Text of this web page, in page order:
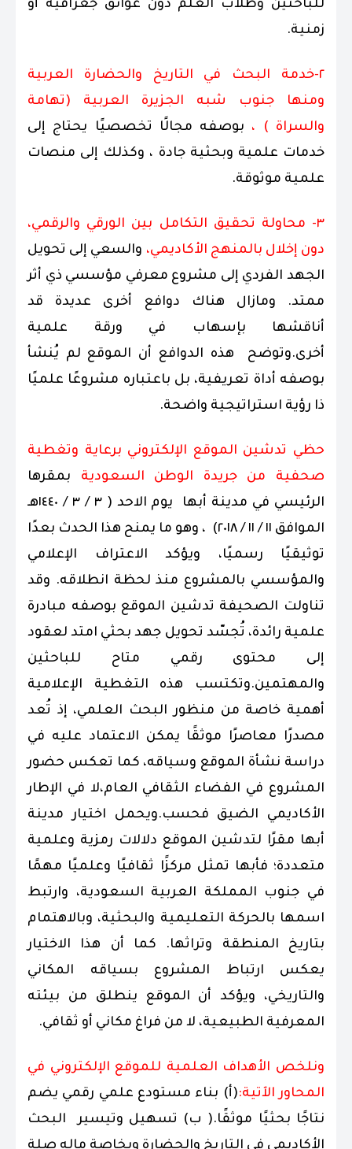
للباحثين وطلاب العلم دون عوائق جغرافية أو
زمنية.
٢-خدمة البحث في التاريخ والحضارة العربية
ومنها جنوب شبه الجزيرة العربية (تهامة
والسراة ) ، بوصفه مجالًا تخصصيًا يحتاج إلى
خدمات علمية وبحثية جادة ، وكذلك إلى منصات
علمية موثوقة.
٣- محاولة تحقيق التكامل بين الورقي والرقمي،
دون إخلال بالمنهج الأكاديمي، والسعي إلى تحويل
الجهد الفردي إلى مشروع معرفي مؤسسي ذي أثر
ممتد. ومازال هناك دوافع أخرى عديدة قد
أناقشها بإسهاب في ورقة علمية
أخرى.وتوضح هذه الدوافع أن الموقع لم يُنشأ
بوصفه أداة تعريفية، بل باعتباره مشروعًا علميًا
ذا رؤية استراتيجية واضحة.
حظي تدشين الموقع الإلكتروني برعاية وتغطية
صحفية من جريدة الوطن السعودية بمقرها
الرئيسي في مدينة أبها يوم الاحد ( ٣ / ٣ / ١٤٤٠هـ
الموافق ١١ / ١١ / ٢٠١٨) ، وهو ما يمنح هذا الحدث بعدًا
توثيقيًا رسميًا، ويؤكد الاعتراف الإعلامي
والمؤسسي بالمشروع منذ لحظة انطلاقه. وقد
تناولت الصحيفة تدشين الموقع بوصفه مبادرة
علمية رائدة، تُجسّد تحويل جهد بحثي امتد لعقود
إلى محتوى رقمي متاح للباحثين
والمهتمين.وتكتسب هذه التغطية الإعلامية
أهمية خاصة من منظور البحث العلمي، إذ تُعد
مصدرًا معاصرًا موثقًا يمكن الاعتماد عليه في
دراسة نشأة الموقع وسياقه، كما تعكس حضور
المشروع في الفضاء الثقافي العام،لا في الإطار
الأكاديمي الضيق فحسب.ويحمل اختيار مدينة
أبها مقرًا لتدشين الموقع دلالات رمزية وعلمية
متعددة؛ فأبها تمثل مركزًا ثقافيًا وعلميًا مهمًا
في جنوب المملكة العربية السعودية، وارتبط
اسمها بالحركة التعليمية والبحثية، وبالاهتمام
بتاريخ المنطقة وتراثها. كما أن هذا الاختيار
يعكس ارتباط المشروع بسياقه المكاني
والتاريخي، ويؤكد أن الموقع ينطلق من بيئته
المعرفية الطبيعية، لا من فراغ مكاني أو ثقافي.
ونلخص الأهداف العلمية للموقع الإلكتروني في
المحاور الآتية:(أ) بناء مستودع علمي رقمي يضم
نتاجًا بحثيًا موثقًا.( ب) تسهيل وتيسير البحث
الأكاديمي في التاريخ والحضارة وبخاصة ماله صلة